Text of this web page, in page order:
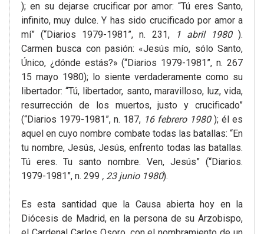
); en su dejarse crucificar por amor: “Tú eres Santo,
infinito, muy dulce. Y has sido crucificado por amor a
mí” (“Diarios 1979-1981”, n. 231,
1 abril 1980 ).
Carmen busca con pasión: «Jesús mío, sólo Santo,
Único, ¿dónde estás?» (“Diarios 1979-1981”, n. 267
15 mayo 1980); lo siente verdaderamente como su
libertador: “Tú, libertador, santo, maravilloso, luz, vida,
resurrección de los muertos, justo y crucificado”
(“Diarios 1979-1981”, n. 187, 16 febrero 1980 ); él es
aquel en cuyo nombre combate todas las batallas: “En
tu nombre, Jesús, Jesús, enfrento todas las batallas.
Tú eres. Tu santo nombre. Ven, Jesús” (“Diarios.
1979-1981”, n. 299 , 23 junio 1980).
Es esta santidad que la Causa abierta hoy en la
Diócesis de Madrid, en la persona de su Arzobispo,